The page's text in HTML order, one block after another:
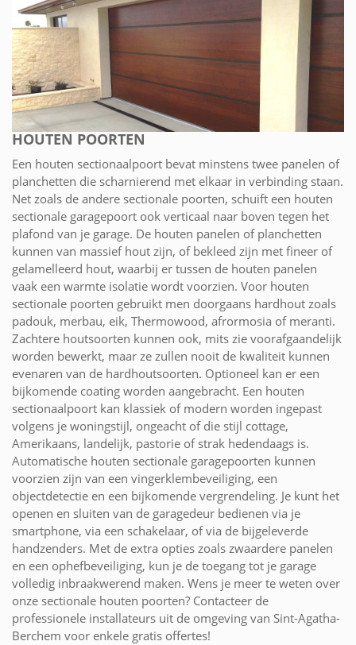
HOUTEN POORTEN
Een houten sectionaalpoort bevat minstens twee panelen of
planchetten die scharnierend met elkaar in verbinding staan.
Net zoals de andere sectionale poorten, schuift een houten
sectionale garagepoort ook verticaal naar boven tegen het
plafond van je garage. De houten panelen of planchetten
kunnen van massief hout zijn, of bekleed zijn met fineer of
gelamelleerd hout, waarbij er tussen de houten panelen
vaak een warmte isolatie wordt voorzien. Voor houten
sectionale poorten gebruikt men doorgaans hardhout zoals
padouk, merbau, eik, Thermowood, afrormosia of meranti.
Zachtere houtsoorten kunnen ook, mits zie voorafgaandelijk
worden bewerkt, maar ze zullen nooit de kwaliteit kunnen
evenaren van de hardhoutsoorten. Optioneel kan er een
bijkomende coating worden aangebracht. Een houten
sectionaalpoort kan klassiek of modern worden ingepast
volgens je woningstijl, ongeacht of die stijl cottage,
Amerikaans, landelijk, pastorie of strak hedendaags is.
Automatische houten sectionale garagepoorten kunnen
voorzien zijn van een vingerklembeveiliging, een
objectdetectie en een bijkomende vergrendeling. Je kunt het
openen en sluiten van de garagedeur bedienen via je
smartphone, via een schakelaar, of via de bijgeleverde
handzenders. Met de extra opties zoals zwaardere panelen
en een ophefbeveiliging, kun je de toegang tot je garage
volledig inbraakwerend maken. Wens je meer te weten over
onze sectionale houten poorten? Contacteer de
professionele installateurs uit de omgeving van Sint-Agatha-
Berchem voor enkele gratis offertes!